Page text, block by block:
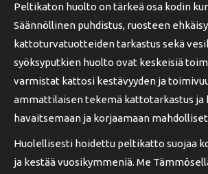
Peltikaton huolto on tärkeä osa kodin
Säännöllinen puhdistus, ruosteen
kattoturvatuotteiden tarkastus sekä
syöksyputkien huolto ovat keskeisiä
varmistat kattosi kestävyyden ja
ammattilaisen tekemä kattotarkastus ja
havaitsemaan ja korjaamaan
Huolellisesti hoidettu peltikatto suojaa
ja kestää vuosikymmeniä. Me